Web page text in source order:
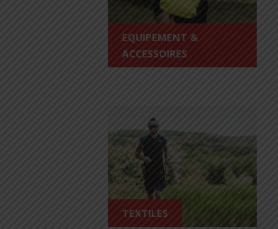
EQUIPEMENT &
ACCESSOIRES
TEXTILES